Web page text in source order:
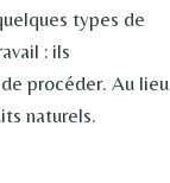
types de
: ils
procéder. Au lieu
naturels.